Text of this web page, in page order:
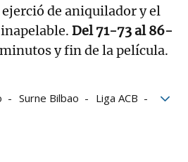
ejerció de aniquilador y el
Del 71-73 al 86-
y fin de la película.
Surne Bilbao
Liga ACB